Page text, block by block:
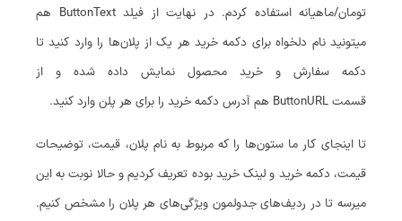
تومان/ماهیانه استفاده کردم. در نهایت از فیلد ButtonText هم
میتونید نام دلخواه برای دکمه خرید هر یک از پلان‌ها را وارد کنید تا
دکمه سفارش و خرید محصول نمایش داده شده و از
قسمت ButtonURL هم آدرس دکمه خرید را برای هر پلن وارد کنید.
تا اینجای کار ما ستون‌ها را که مربوط به نام پلان، قیمت، توضیحات
قیمت، دکمه خرید و لینک خرید بوده تعریف کردیم و حالا نوبت به این
میرسه تا در ردیف‌های جدولمون ویژگی‌های هر پلان را مشخص کنیم.